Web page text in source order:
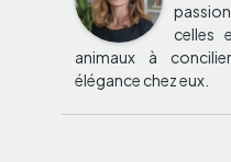
celles
animaux à
élégance chez eux.